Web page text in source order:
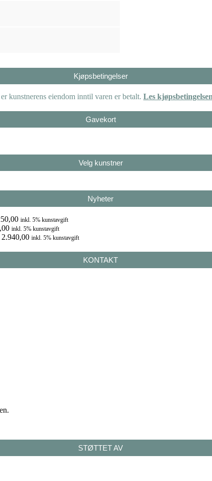
Kjøpsbetingelser
kunstnerens eiendom inntil varen er betalt. Les
Gavekort
Velg kunstner
Nyheter
inkl. 5% kunstavgift
inkl. 5% kunstavgift
2.940,00 inkl. 5% kunstavgift
KONTAKT
STØTTET AV